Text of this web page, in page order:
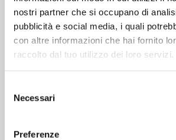
nostri partner che si occupano di
pubblicità e social media, i quali
con altre informazioni che hai fornito
raccolto dal tuo utilizzo dei loro servizi.
delNecessari
Preferenze
ONDA PER IL SISTEMA SANITARIO ONDA
Salu’. Dal dialogo alla cura
15 Apr 2026